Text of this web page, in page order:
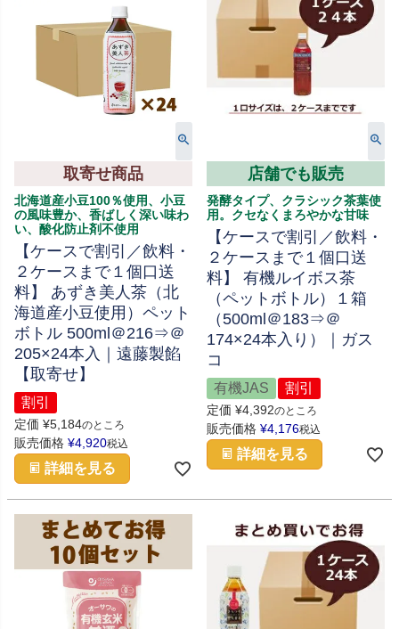
取寄せ商品
北海道産小豆100％使用、小豆
の風味豊か、香ばしく深い味わ
い、酸化防止剤不使用
【ケースで割引／飲料・
２ケースまで１個口送
料】 あずき美人茶（北
海道産小豆使用）ペット
ボトル 500ml＠216⇒＠
205×24本入｜遠藤製餡
【取寄せ】
割引
定価 ¥5,184のところ
販売価格 ¥4,920税込
詳細を見る
店舗でも販売
発酵タイプ、クラシック茶葉使
用。クセなくまろやかな甘味
【ケースで割引／飲料・
２ケースまで１個口送
料】 有機ルイボス茶
（ペットボトル）１箱
（500ml＠183⇒＠
174×24本入り）｜ガス
コ
有機JAS 割引
定価 ¥4,392のところ
販売価格 ¥4,176税込
詳細を見る